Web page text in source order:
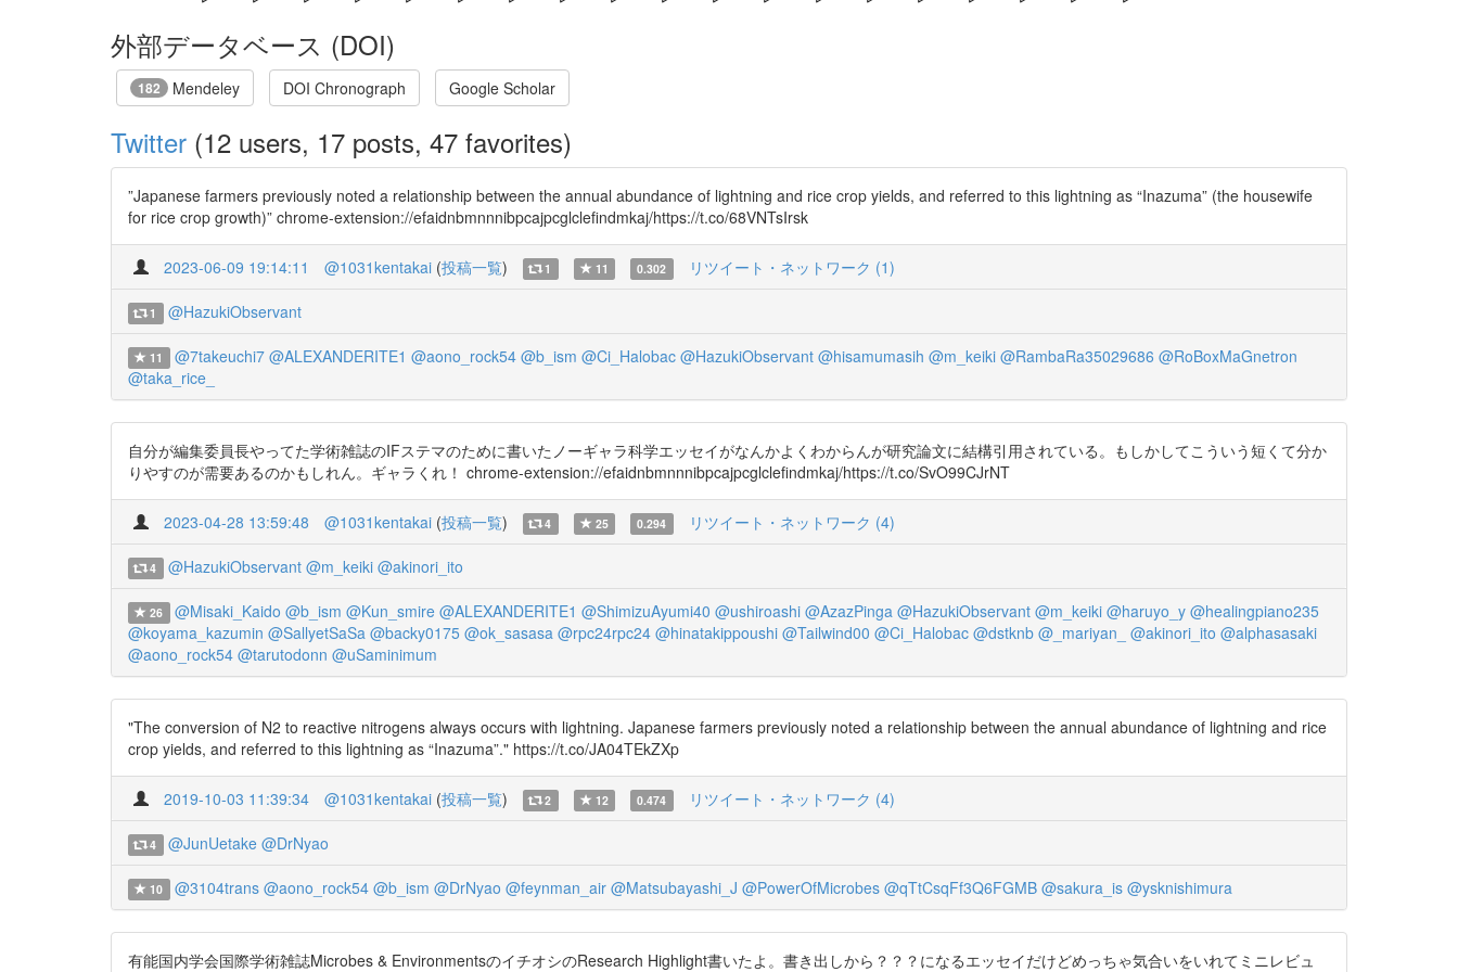
外部データベース (DOI)
182 Mendeley DOI Chronograph Google Scholar
Twitter (12 users, 17 posts, 47 favorites)
”Japanese farmers previously noted a relationship between the annual abundance of lightning and rice crop yields, and referred to this lightning as “Inazuma” (the housewife
for rice crop growth)” chrome-extension://efaidnbmnnnibpcajpcglclefindmkaj/https://t.co/68VNTsIrsk
2023-06-09 19:14:11 @1031kentakai (投稿一覧) 1 11 0.302 リツイート・ネットワーク (1)
1 @HazukiObservant
11 @7takeuchi7 @ALEXANDERITE1 @aono_rock54 @b_ism @Ci_Halobac @HazukiObservant @hisamumasih @m_keiki @RambaRa35029686 @RoBoxMaGnetron
@taka_rice_
自分が編集委員長やってた学術雑誌のIFステマのために書いたノーギャラ科学エッセイがなんかよくわからんが研究論文に結構引用されている。もしかしてこういう短くて分か
りやすのが需要あるのかもしれん。ギャラくれ！ chrome-extension://efaidnbmnnnibpcajpcglclefindmkaj/https://t.co/SvO99CJrNT
2023-04-28 13:59:48 @1031kentakai (投稿一覧) 4 25 0.294 リツイート・ネットワーク (4)
4 @HazukiObservant @m_keiki @akinori_ito
26 @Misaki_Kaido @b_ism @Kun_smire @ALEXANDERITE1 @ShimizuAyumi40 @ushiroashi @AzazPinga @HazukiObservant @m_keiki @haruyo_y @healingpiano235
@koyama_kazumin @SallyetSaSa @backy0175 @ok_sasasa @rpc24rpc24 @hinatakippoushi @Tailwind00 @Ci_Halobac @dstknb @_mariyan_ @akinori_ito @alphasasaki
@aono_rock54 @tarutodonn @uSaminimum
"The conversion of N2 to reactive nitrogens always occurs with lightning. Japanese farmers previously noted a relationship between the annual abundance of lightning and rice
crop yields, and referred to this lightning as “Inazuma”." https://t.co/JA04TEkZXp
2019-10-03 11:39:34 @1031kentakai (投稿一覧) 2 12 0.474 リツイート・ネットワーク (4)
4 @JunUetake @DrNyao
10 @3104trans @aono_rock54 @b_ism @DrNyao @feynman_air @Matsubayashi_J @PowerOfMicrobes @qTtCsqFf3Q6FGMB @sakura_is @ysknishimura
有能国内学会国際学術雑誌Microbes & EnvironmentsのイチオシのResearch Highlight書いたよ。書き出しから？？？になるエッセイだけどめっちゃ気合いをいれてミニレビュ